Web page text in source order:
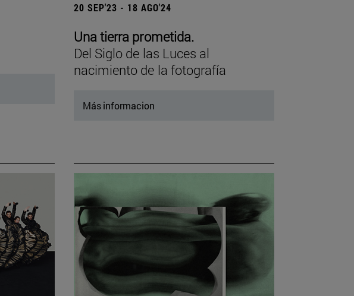
20 SEP'23 - 18 AGO'24
Una tierra prometida.
Del Siglo de las Luces al
nacimiento de la fotografía
Más informacion